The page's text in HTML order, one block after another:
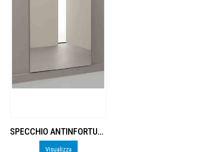
SPECCHIO ANTINFORTUNISTICO MODULARE, LISCIO
Visualizza